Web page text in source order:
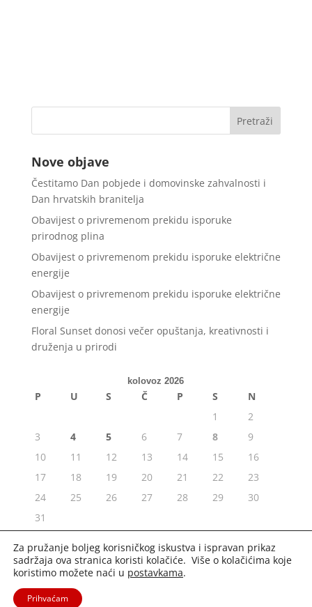
Nove objave
Čestitamo Dan pobjede i domovinske zahvalnosti i
Dan hrvatskih branitelja
Obavijest o privremenom prekidu isporuke
prirodnog plina
Obavijest o privremenom prekidu isporuke električne
energije
Obavijest o privremenom prekidu isporuke električne
energije
Floral Sunset donosi večer opuštanja, kreativnosti i
druženja u prirodi
kolovoz 2026
P U S Č P S
N
1
2
3
4 5 6 7 8
9
10
11 12 13 14 15
16
17
18 19 20 21 22
23
24
25 26 27 28 29
30
31
« srp
2020. Portal Osijek.in | Sva prava pridržana. |
Za pružanje boljeg korisničkog iskustva i ispravan prikaz
sadržaja ova stranica koristi kolačiće. Više o kolačićima koje
koristimo možete naći u postavkama.
Prihvaćam